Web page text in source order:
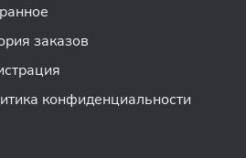
заказов
конфиденциальности